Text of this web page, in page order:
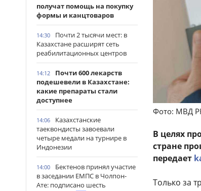
получат помощь на покупку
формы и канцтоваров
14:30
Почти 2 тысячи мест: в
Казахстане расширят сеть
реабилитационных центров
14:12
Почти 600 лекарств
подешевели в Казахстане:
какие препараты стали
доступнее
14:06
Казахстанские
таеквондисты завоевали
четыре медали на турнире в
Индонезии
14:00
Бектенов принял участие
в заседании ЕМПС в Чолпон-
Ате: подписано шесть
Фото: МВД
В целях
стране
передает
Только за